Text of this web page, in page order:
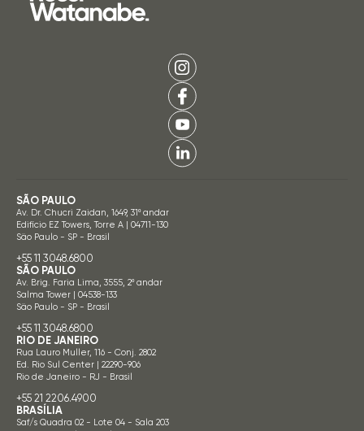
SÃO PAULO
Av. Dr. Chucri Zaidan, 1649, 31º andar
Edifício EZ Towers, Torre A | 04711-130
São Paulo - SP - Brasil
+55 11 3048.6800
SÃO PAULO
Av. Brig. Faria Lima, 3555, 2º andar
Salma Tower | 04538-133
São Paulo - SP - Brasil
+55 11 3048.6800
RIO DE JANEIRO
Rua Lauro Muller, 116 - Conj. 2802
Ed. Rio Sul Center | 22290-906
Rio de Janeiro - RJ - Brasil
+55 21 2206.4900
BRASÍLIA
Saf/s Quadra 02 - Lote 04 - Sala 203